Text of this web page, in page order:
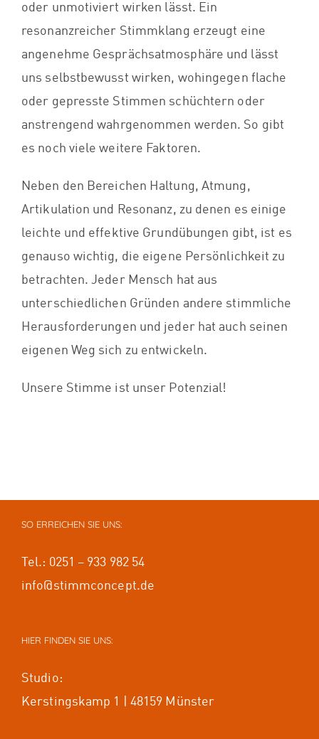
oder unmotiviert wirken lässt. Ein
resonanzreicher Stimmklang erzeugt eine
angenehme Gesprächsatmosphäre und lässt
uns selbstbewusst wirken, wohingegen flache
oder gepresste Stimmen schüchtern oder
anstrengend wahrgenommen werden. So gibt
es noch viele weitere Faktoren.
Neben den Bereichen Haltung, Atmung,
Artikulation und Resonanz, zu denen es einige
leichte und effektive Grundübungen gibt, ist es
genauso wichtig, die eigene Persönlichkeit zu
betrachten. Jeder Mensch hat aus
unterschiedlichen Gründen andere stimmliche
Herausforderungen und jeder hat auch seinen
eigenen Weg sich zu entwickeln.
Unsere Stimme ist unser Potenzial!
SO ERREICHEN SIE UNS:
Tel.: 0251 – 933 982 54
info@stimmconcept.de
HIER FINDEN SIE UNS:
Studio:
Kerstingskamp 1 | 48159 Münster